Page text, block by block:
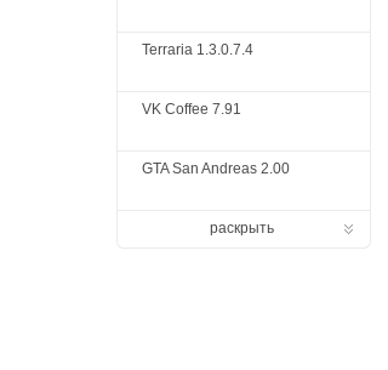
Terraria 1.3.0.7.4
VK Coffee 7.91
GTA San Andreas 2.00
раскрыть